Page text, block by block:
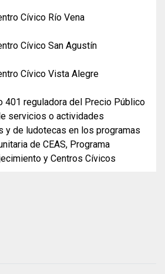
Cívico Río Vena
Cívico San Agustín
Cívico Vista Alegre
401 reguladora del Precio Público
servicios o actividades
y de ludotecas en los programas
de CEAS, Programa
y Centros Cívicos